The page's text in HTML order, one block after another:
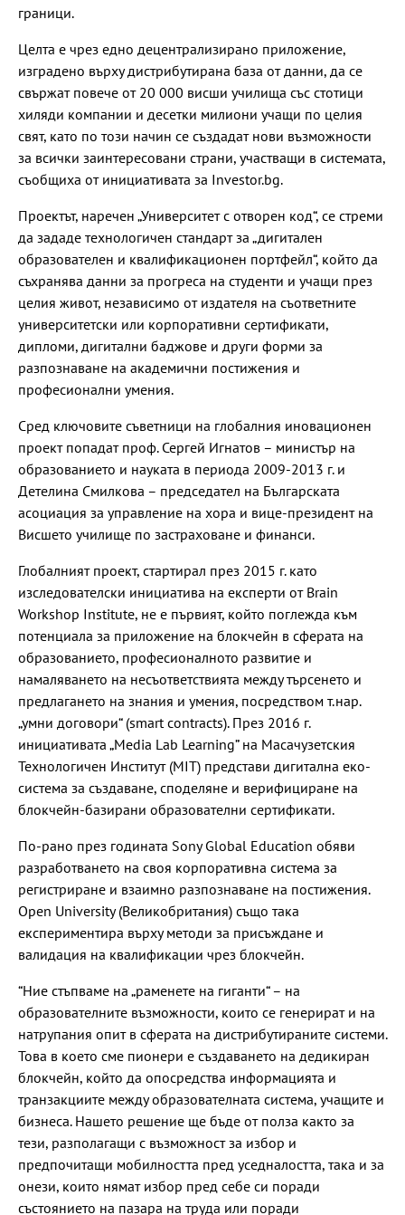
граници.
Целта е чрез едно децентрализирано приложение,
изградено върху дистрибутирана база от данни, да се
свържат повече от 20 000 висши училища със стотици
хиляди компании и десетки милиони учащи по целия
свят, като по този начин се създадат нови възможности
за всички заинтересовани страни, участващи в системата,
съобщиха от инициативата за Investor.bg.
Проектът, наречен „Университет с отворен код“, се стреми
да зададе технологичен стандарт за „дигитален
образователен и квалификационен портфейл“, който да
съхранява данни за прогреса на студенти и учащи през
целия живот, независимо от издателя на съответните
университетски или корпоративни сертификати,
дипломи, дигитални баджове и други форми за
разпознаване на академични постижения и
професионални умения.
Сред ключовите съветници на глобалния иновационен
проект попадат проф. Сергей Игнатов – министър на
образованието и науката в периода 2009-2013 г. и
Детелина Смилкова – председател на Българската
асоциация за управление на хора и вице-президент на
Висшето училище по застраховане и финанси.
Глобалният проект, стартирал през 2015 г. като
изследователски инициатива на експерти от Brain
Workshop Institute, не е първият, който поглежда към
потенциала за приложение на блокчейн в сферата на
образованието, професионалното развитие и
намаляването на несъответствията между търсенето и
предлагането на знания и умения, посредством т.нар.
„умни договори“ (smart contracts). През 2016 г.
инициативата „Media Lab Learning” на Масачузетския
Технологичен Институт (MIT) представи дигитална еко-
система за създаване, споделяне и верифициране на
блокчейн-базирани образователни сертификати.
По-рано през годината Sony Global Education обяви
разработването на своя корпоративна система за
регистриране и взаимно разпознаване на постижения.
Open University (Великобритания) също така
експериментира върху методи за присъждане и
валидация на квалификации чрез блокчейн.
“Ние стъпваме на „раменете на гиганти“ – на
образователните възможности, които се генерират и на
натрупания опит в сферата на дистрибутираните системи.
Това в което сме пионери е създаването на дедикиран
блокчейн, който да опосредства информацията и
транзакциите между образователната система, учащите и
бизнеса. Нашето решение ще бъде от полза както за
тези, разполагащи с възможност за избор и
предпочитащи мобилността пред уседналостта, така и за
онези, които нямат избор пред себе си поради
състоянието на пазара на труда или поради